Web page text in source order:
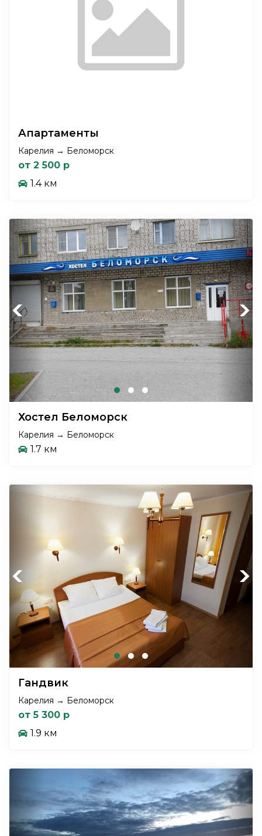
Апартаменты
Карелия → Беломорск
от 2 500 р
1.4 км
Previous Next
Хостел Беломорск
Карелия → Беломорск
1.7 км
Previous Next
Гандвик
Карелия → Беломорск
от 5 300 р
1.9 км